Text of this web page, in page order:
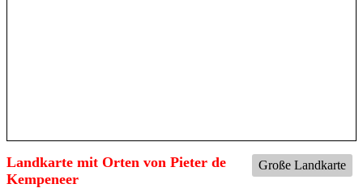
Große Landkarte
Landkarte mit Orten von Pieter de
Kempeneer